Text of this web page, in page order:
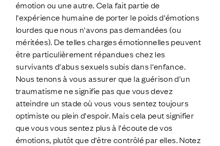
émotion ou une autre. Cela fait partie de
l'expérience humaine de porter le poids d'émotions
lourdes que nous n'avons pas demandées (ou
méritées). De telles charges émotionnelles peuvent
être particulièrement répandues chez les
survivants d'abus sexuels subis dans l'enfance.
Nous tenons à vous assurer que la guérison d'un
traumatisme ne signifie pas que vous devez
atteindre un stade où vous vous sentez toujours
optimiste ou plein d'espoir. Mais cela peut signifier
que vous vous sentez plus à l'écoute de vos
émotions, plutôt que d'être contrôlé par elles. Notez